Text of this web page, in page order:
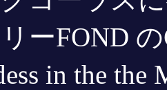
ーFOND
in the the